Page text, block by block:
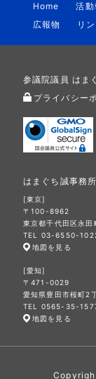
Home 活動
広報物
リ
参議院議員 はま
プライバシー
はまぐち誠事務所
[東京]
〒100-8962
東京都千代田区永
TEL 03-6550-
地図を見る
[愛知]
〒471-0029
愛知県豊田市桜町2
TEL 0565-35-
地図を見る